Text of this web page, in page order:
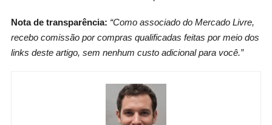
Nota de transparência: “Como associado do Mercado Livre,
recebo comissão por compras qualificadas feitas por meio dos
links deste artigo, sem nenhum custo adicional para você.”